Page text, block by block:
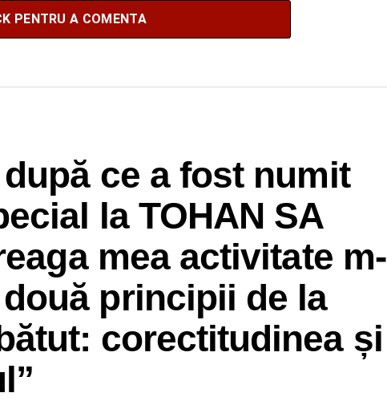
PENTRU A COMENTA
ce a fost numit
la TOHAN SA
mea activitate m-
principii de la
corectitudinea și